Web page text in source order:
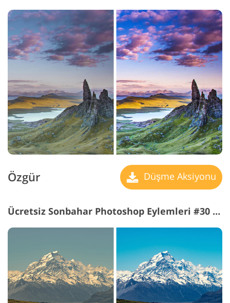
Özgür Düşme Aksiyonu
Ücretsiz Sonbahar Photoshop Eylemleri #30 "Sea"